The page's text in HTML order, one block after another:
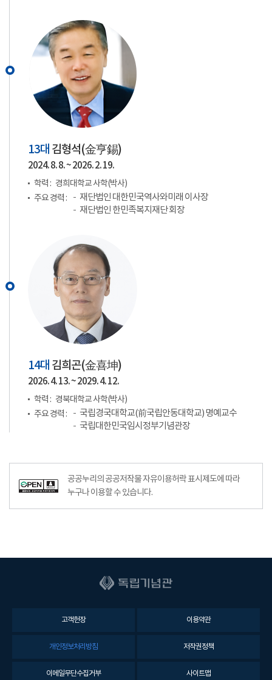
13대 김형석(金亨錫)
2024. 8. 8. ~ 2026. 2. 19.
학력 : 경희대학교 사학(박사)
주요 경력 :
재단법인 대한민국역사와미래 이사장
재단법인 한민족복지재단 회장
14대 김희곤(金喜坤)
2026. 4. 13. ~ 2029. 4. 12.
학력 : 경북대학교 사학(박사)
주요 경력 :
국립경국대학교(前국립안동대학교) 명예교수
국립대한민국임시정부기념관장
공공누리의 공공저작물 자유이용허락 표시제도에 따라
누구나 이용할 수 있습니다.
고객헌장 이용약관
개인정보처리방침 저작권정책
이메일무단수집거부 사이트맵